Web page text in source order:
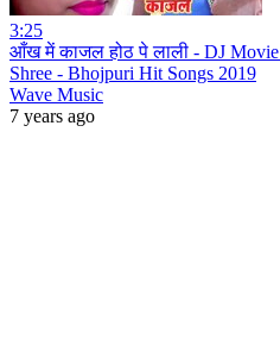
3:25
आँख में काजल होठ पे लाली - DJ Movie
Shree - Bhojpuri Hit Songs 2019
Wave Music
7 years ago